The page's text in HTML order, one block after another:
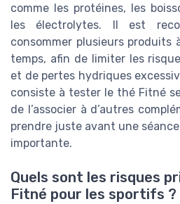
comme les protéines, les
les électrolytes. Il est
consommer plusieurs
temps, afin de limiter les
et de pertes hydriques
consiste à tester le thé Fitné
de l’associer à d’autres
prendre juste avant une
importante.
Quels sont les risques
Fitné pour les sportifs ?